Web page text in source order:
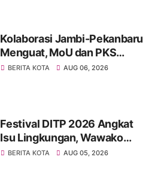
Kolaborasi Jambi-Pekanbaru
Menguat, MoU dan PKS
Ditandatangani pada Gala
BERITA KOTA AUG 06, 2026
Festival DITP 2026 Angkat
Isu Lingkungan, Wawako
Diza Apresiasi Karya
BERITA KOTA AUG 05, 2026